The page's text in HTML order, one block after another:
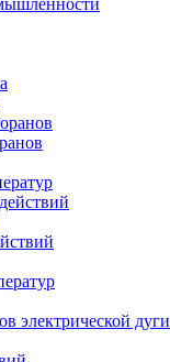
электрической дуги